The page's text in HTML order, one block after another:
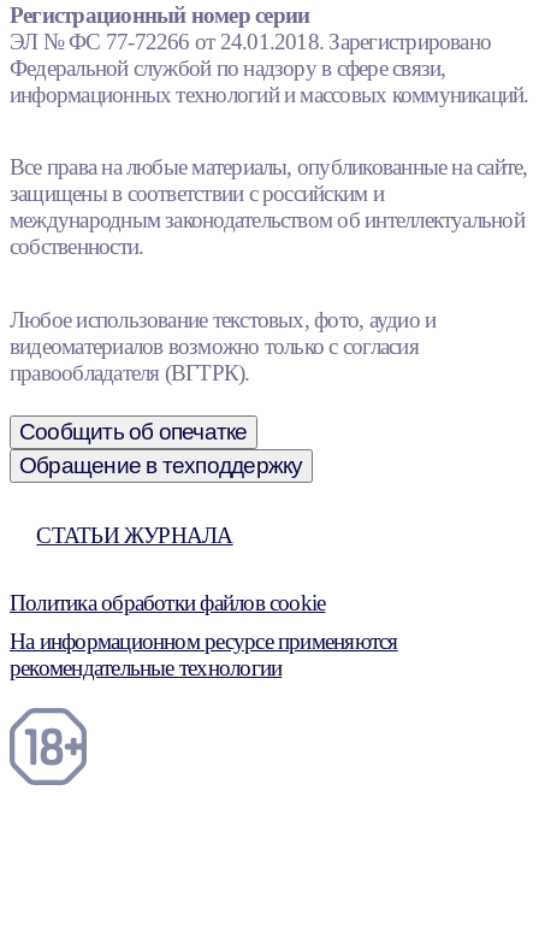
Регистрационный номер серии
ЭЛ № ФС 77-72266 от 24.01.2018. Зарегистрировано
Федеральной службой по надзору в сфере связи,
информационных технологий и массовых коммуникаций.
Все права на любые материалы, опубликованные на сайте,
защищены в соответствии с российским и
международным законодательством об интеллектуальной
собственности.
Любое использование текстовых, фото, аудио и
видеоматериалов возможно только с согласия
правообладателя (ВГТРК).
Сообщить об опечатке
Обращение в техподдержку
СТАТЬИ ЖУРНАЛА
Политика обработки файлов cookie
На информационном ресурсе применяются
рекомендательные технологии